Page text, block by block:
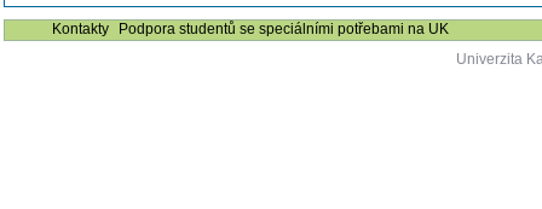
Kontakty
Podpora studentů se speciálními potřebami na UK
Univerzita